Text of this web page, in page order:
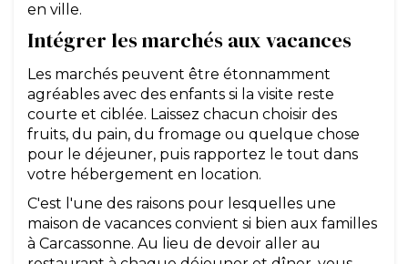
en ville.
Intégrer les marchés aux vacances
Les marchés peuvent être étonnamment
agréables avec des enfants si la visite reste
courte et ciblée. Laissez chacun choisir des
fruits, du pain, du fromage ou quelque chose
pour le déjeuner, puis rapportez le tout dans
votre hébergement en location.
C'est l'une des raisons pour lesquelles une
maison de vacances convient si bien aux familles
à Carcassonne. Au lieu de devoir aller au